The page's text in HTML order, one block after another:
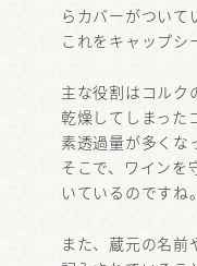
らカバーがついて
これをキャップシ
主な役割はコルク
乾燥してしまった
素透過量が多くな
そこで、ワインを
いているのですね。
また、蔵元の名前